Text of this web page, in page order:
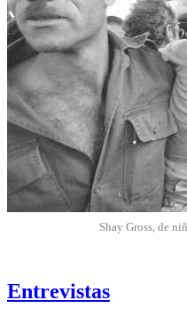
Shay Gross, de
Entrevistas